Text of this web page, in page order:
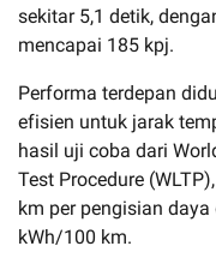
sekitar 5,1 detik,
mencapai 185 kpj.
Performa terdepan
efisien untuk jarak
hasil uji coba dari
Test Procedure
km per pengisian
kWh/100 km.